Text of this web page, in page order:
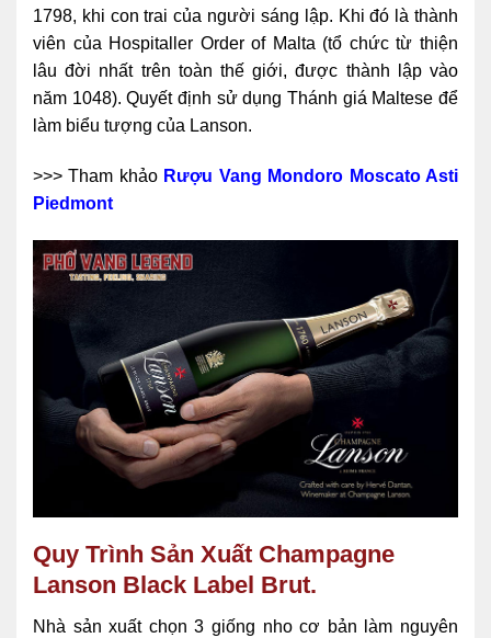
1798, khi con trai của người sáng lập. Khi đó là thành
viên của Hospitaller Order of Malta (tổ chức từ thiện
lâu đời nhất trên toàn thế giới, được thành lập vào
năm 1048). Quyết định sử dụng Thánh giá Maltese để
làm biểu tượng của Lanson.
>>> Tham khảo Rượu Vang Mondoro Moscato Asti
Piedmont
Quy Trình Sản Xuất Champagne
Lanson Black Label Brut.
Nhà sản xuất chọn 3 giống nho cơ bản làm nguyên